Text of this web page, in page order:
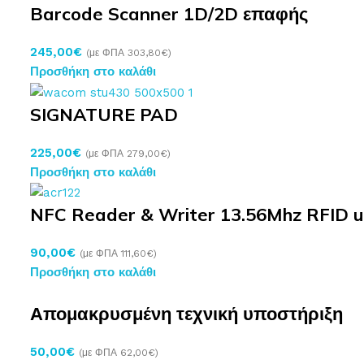
Barcode Scanner 1D/2D επαφής
245,00€ (με ΦΠΑ 303,80€)
Προσθήκη στο καλάθι
SIGNATURE PAD
225,00€ (με ΦΠΑ 279,00€)
Προσθήκη στο καλάθι
NFC Reader & Writer 13.56Mhz RFID
90,00€ (με ΦΠΑ 111,60€)
Προσθήκη στο καλάθι
Απομακρυσμένη τεχνική υποστήριξη
50,00€ (με ΦΠΑ 62,00€)